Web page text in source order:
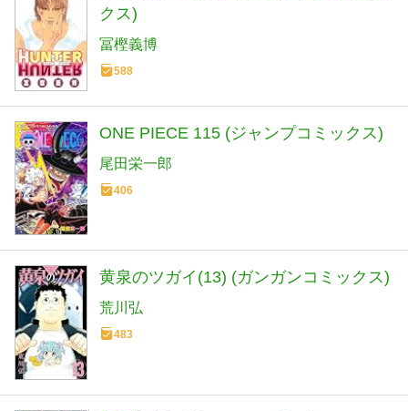
クス)
冨樫義博
588
ONE PIECE 115 (ジャンプコミックス)
尾田栄一郎
406
黄泉のツガイ(13) (ガンガンコミックス)
荒川弘
483